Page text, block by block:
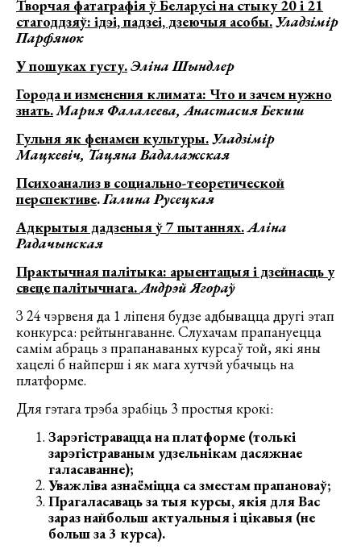
Творчая фатаграфія ў Беларусі на стыку 20 і 21
стагоддзяў: ідэі, падзеі, дзеючыя асобы.Уладзімір
Парфянок
У пошуках густу.Эліна Шындлер
Города и изменения климата: Что и зачем нужно
знать.Мария Фалалеева, Анастасия Бекиш
Гульня як фенамен культуры.Уладзімір
Мацкевіч, Тацяна Вадалажская
Психоанализ в социально-теоретической
перспективе.Галина Русецкая
Адкрытыя дадзеныя ў 7 пытаннях.Аліна
Радачынская
Практычная палітыка: арыентацыя і дзейнасць у
свеце палітычнага.Андрэй Ягораў
З 24 чэрвеня да 1 ліпеня будзе адбывацца другі этап
конкурса: рейтынгаванне. Слухачам прапануецца
самім абраць з прапанаваных курсаў той, які яны
хацелі б найперш і як мага хутчэй убачыць на
платформе.
Для гэтага трэба зрабіць 3 простыя крокі:
Зарэгістравацца на платформе (толькі
зарэгістраваным удзельнікам дасяжнае
галасаванне);
Уважліва азнаёміцца са зместам прапановаў;
Прагаласаваць за тыя курсы, якія для Вас
зараз найбольш актуальныя і цікавыя (не
больш за 3 курса).